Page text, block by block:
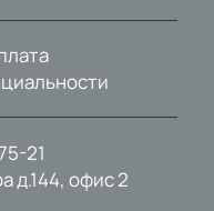
21
д.144, офис 2